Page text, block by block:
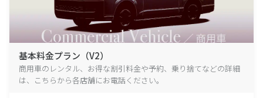
基本料金プラン（V2）
商用車のレンタル、お得な割引料金や予約、乗り捨てなどの詳細
は、こちらから各店舗にお電話ください。